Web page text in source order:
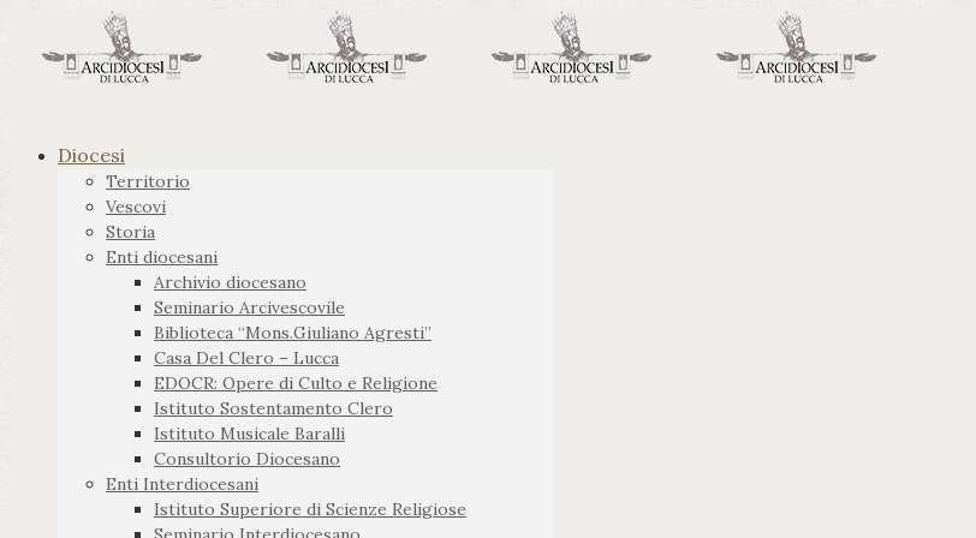
Diocesi
Territorio
Vescovi
Storia
Enti diocesani
Archivio diocesano
Seminario Arcivescovile
Biblioteca “Mons.Giuliano Agresti”
Casa Del Clero – Lucca
EDOCR: Opere di Culto e Religione
Istituto Sostentamento Clero
Istituto Musicale Baralli
Consultorio Diocesano
Enti Interdiocesani
Istituto Superiore di Scienze Religiose